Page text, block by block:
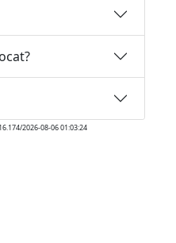
2026-08-06 01:03:24